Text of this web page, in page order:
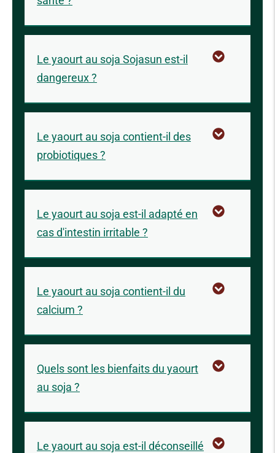
Le yaourt au soja Sojasun est-il
dangereux ?
Le yaourt au soja contient-il des
probiotiques ?
Le yaourt au soja est-il adapté en
cas d'intestin irritable ?
Le yaourt au soja contient-il du
calcium ?
Quels sont les bienfaits du yaourt
au soja ?
Le yaourt au soja est-il déconseillé